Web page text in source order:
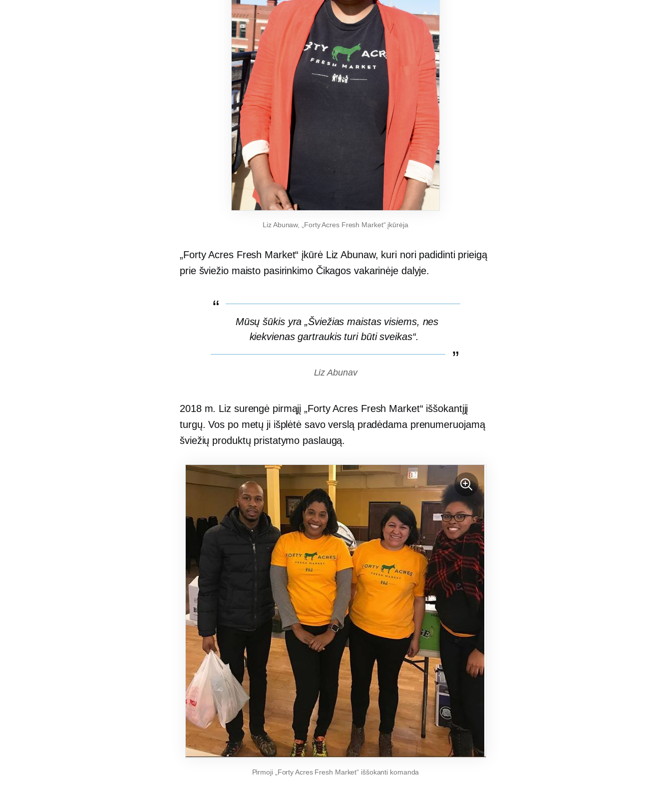
Liz Abunaw, „Forty Acres Fresh Market“ įkūrėja
„Forty Acres Fresh Market“ įkūrė Liz Abunaw, kuri nori padidinti prieigą
prie šviežio maisto pasirinkimo Čikagos vakarinėje dalyje.
Mūsų šūkis yra „Šviežias maistas visiems, nes
kiekvienas gartraukis turi būti sveikas“.
Liz Abunav
2018 m. Liz surengė pirmąjį „Forty Acres Fresh Market“ iššokantįjį
turgų. Vos po metų ji išplėtė savo verslą pradėdama prenumeruojamą
šviežių produktų pristatymo paslaugą.
Pirmoji „Forty Acres Fresh Market“ iššokanti komanda